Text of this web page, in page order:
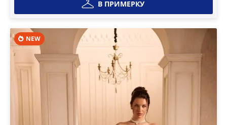
В ПРИМЕРКУ
NEW